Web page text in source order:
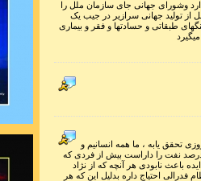
در ذهن
ای عادت چشم
آفت خلاقیت
برای موفق
.
وشورای جهانی جای سازمان ملل را
از تولید جهانی سرازیر در جیب یک
طبقاتی و حسادتها و فقر و بیماری
تحقق یابه ، ما همه انسانیم و
و دلیلی نداره که من که در کشوری زندگی میکنم که 11 درصد نفت را داراست بیش از فردی که
باعث نابودی هر آنچه که از نژاد
فدرالی احتیاج داره بدلیل این که هر